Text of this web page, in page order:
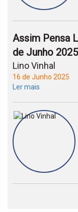
Assim Pensa
de Junho 2025
Lino Vinhal
16 de Junho 2025
Ler mais